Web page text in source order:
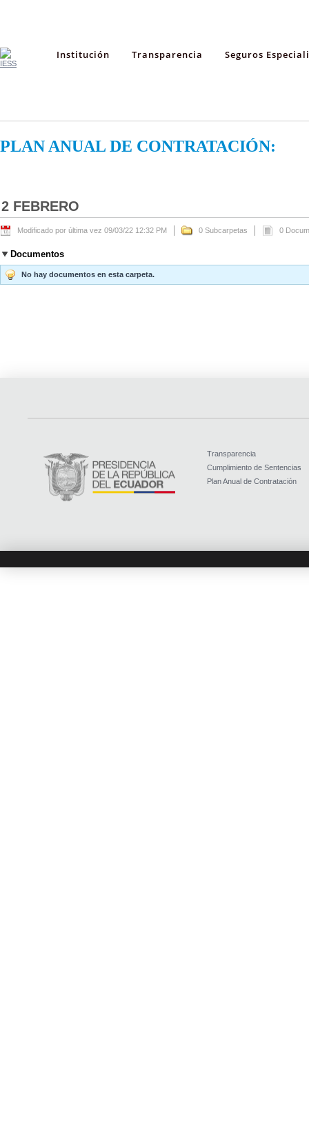
Institución Transparencia Seguros
PLAN ANUAL DE CONTRATACIÓN:
2 FEBRERO
Modificado por última vez 09/03/22 12:32 PM 0 Subcarpetas 0
Documentos
No hay documentos en esta carpeta.
Transparencia
Cumplimiento de Sentencias
Plan Anual de Contratación